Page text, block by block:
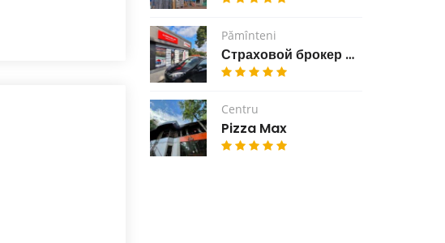
Pămînteni
Страховой брокер GlobalAsig
Centru
Pizza Max